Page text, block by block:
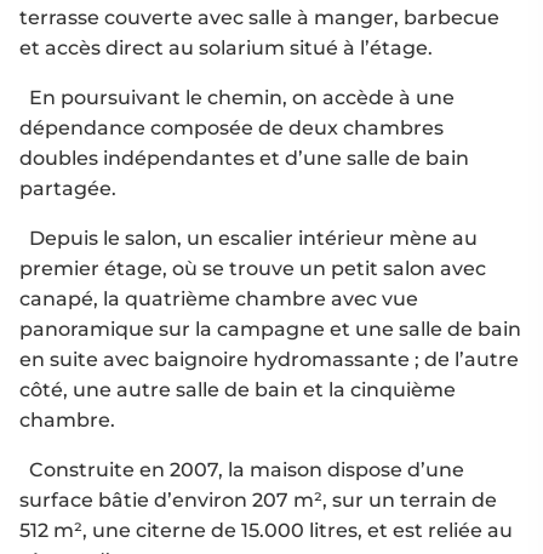
terrasse couverte avec salle à manger, barbecue
et accès direct au solarium situé à l’étage.
En poursuivant le chemin, on accède à une
dépendance composée de deux chambres
doubles indépendantes et d’une salle de bain
partagée.
Depuis le salon, un escalier intérieur mène au
premier étage, où se trouve un petit salon avec
canapé, la quatrième chambre avec vue
panoramique sur la campagne et une salle de bain
en suite avec baignoire hydromassante ; de l’autre
côté, une autre salle de bain et la cinquième
chambre.
Construite en 2007, la maison dispose d’une
surface bâtie d’environ 207 m², sur un terrain de
512 m², une citerne de 15.000 litres, et est reliée au